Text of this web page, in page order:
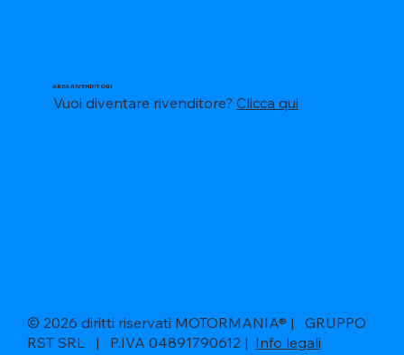
AREA RIVENDITORI
Vuoi diventare rivenditore?Clicca qui
© 2026 diritti riservati MOTORMANIA® | GRUPPO
RST SRL | P.IVA 04891790612 | Info legali